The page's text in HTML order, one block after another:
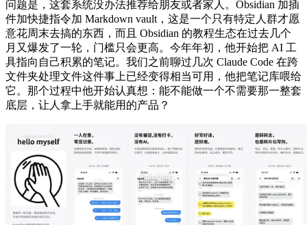
问题是，这套系统没办法推荐给朋友或者家人。Obsidian 加插
件加快捷指令加 Markdown vault，这是一个只有特定人群才愿
意花周末去搞的东西，而且 Obsidian 的教程生态在过去几个
月又爆发了一轮，门槛只会更高。今年年初，他开始把 AI 工
具指向自己积累的笔记。我们之前聊过几次 Claude Code 在跨
文件夹处理文件这件事上已经变得相当可用，他把笔记库喂给
它。那个过程中他开始认真想：能不能做一个不需要那一整套
底层，让人拿上手就能用的产品？